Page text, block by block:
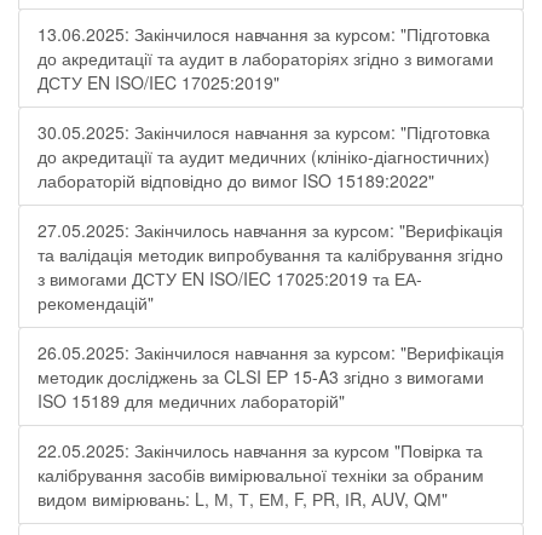
13.06.2025: Закінчилося навчання за курсом: "Підготовка
до акредитації та аудит в лабораторіях згідно з вимогами
ДСТУ EN ISO/IEC 17025:2019"
30.05.2025: Закінчилося навчання за курсом: "Підготовка
до акредитації та аудит медичних (клініко-діагностичних)
лабораторій відповідно до вимог ISO 15189:2022"
27.05.2025: Закінчилось навчання за курсом: "Верифікація
та валідація методик випробування та калібрування згідно
з вимогами ДСТУ EN ISO/IEC 17025:2019 та ЕА-
рекомендацій"
26.05.2025: Закінчилося навчання за курсом: "Верифікація
методик досліджень за CLSI EP 15-A3 згідно з вимогами
ISO 15189 для медичних лабораторій"
22.05.2025: Закінчилось навчання за курсом "Повірка та
калібрування засобів вимірювальної техніки за обраним
видом вимірювань: L, М, Т, ЕМ, F, РR, ІR, АUV, QМ"